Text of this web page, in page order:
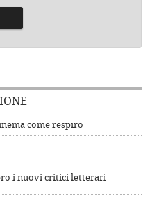
come respiro
i nuovi critici letterari